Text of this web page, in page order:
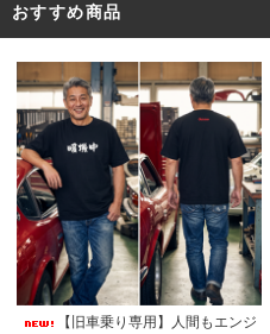
おすすめ商品
【旧車乗り専用】人間もエンジ